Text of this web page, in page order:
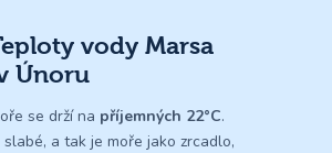
vody Marsa
Únoru
se drží na příjemných 22°C.
a tak je moře jako zrcadlo,